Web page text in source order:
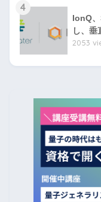
4
IonQ
し、垂
2053